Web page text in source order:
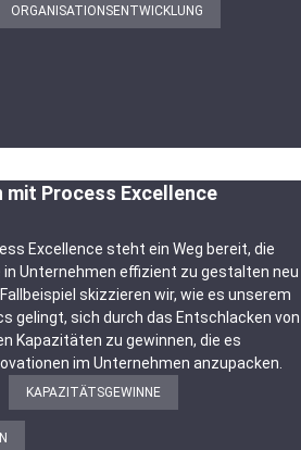
ORGANISATIONSENTWICKLUNG
Process Excellence
Excellence steht ein Weg bereit, die
Unternehmen effizient zu gestalten neu
skizzieren wir, wie es unserem
gelingt, sich durch das Entschlacken von
Kapazitäten zu gewinnen, die es
im Unternehmen anzupacken.
KAPAZITÄTSGEWINNE